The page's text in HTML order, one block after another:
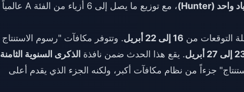
، مع توزيع ما يصل إلى 6 أزياء من الفئة A عالمياً
التوقعات من 16 إلى 22 أبريل
. وتتوفر مكافآت "رسوم الاستنتاج
27 أبريل . يقع هذا الحدث ضمن نافذة الذكرى السنوية الثامنة
جزءاً من نظام مكافآت أكبر، ولكنه الجزء الذي يقدم أعلى